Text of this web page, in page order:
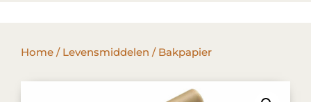
Home / Levensmiddelen / Bakpapier